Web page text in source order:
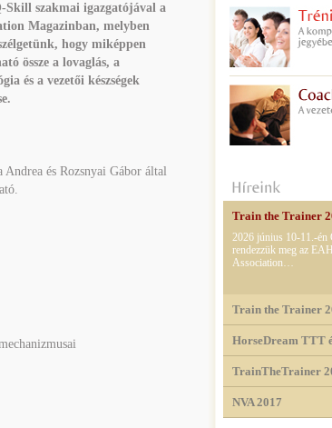
Skill szakmai igazgatójával a
Magazinban, melyben
hogy miképpen
össze a lovaglás, a
és a vezetői készségek
és Rozsnyai Gábor által
Train the Trainer
2026 június 10-11.-én
rendezzük meg az
Association…
Train the Trainer
HorseDream TTT
TrainTheTrainer
NVA 2017